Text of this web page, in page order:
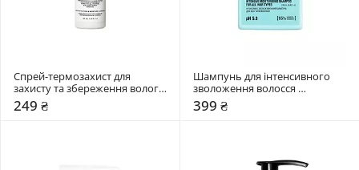
Спрей-термозахист для
захисту та збереження вологи
у волоссі Triology. Thermolock
249 ₴
Шампунь для інтенсивного
зволоження волосся
Mr.SCRUBBER Hydra Boost
399 ₴